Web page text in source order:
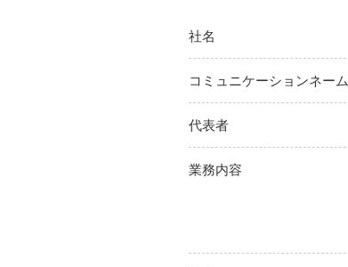
社名
コミュニケーションネーム
代表者
業務内容